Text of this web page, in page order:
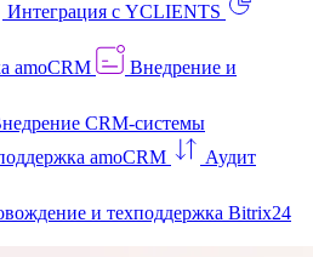
Интеграция с YCLIENTS
amoCRM
Внедрение и
CRM-системы
amoCRM
Аудит
и техподдержка Bitrix24